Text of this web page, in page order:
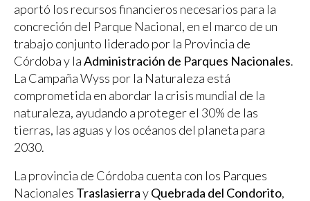
aportó los recursos financieros necesarios para la
concreción del Parque Nacional, en el marco de un
trabajo conjunto liderado por la Provincia de
Córdoba y laAdministración de Parques Nacionales.
La Campaña Wyss por la Naturaleza está
comprometida en abordar la crisis mundial de la
naturaleza, ayudando a proteger el 30% de las
tierras, las aguas y los océanos del planeta para
2030.
La provincia de Córdoba cuenta con los Parques
Nacionales TraslasierrayQuebrada del Condorito,